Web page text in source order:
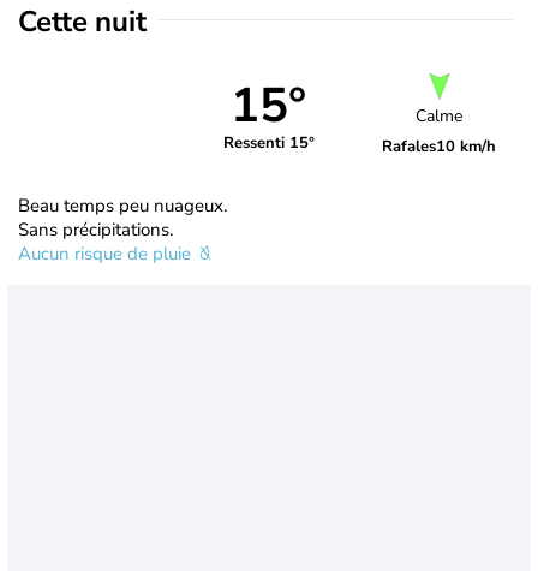
Cette nuit
15°
Ressenti 15°
Calme
Rafales10 km/h
Beau temps peu nuageux.
Sans précipitations.
Aucun risque de pluie